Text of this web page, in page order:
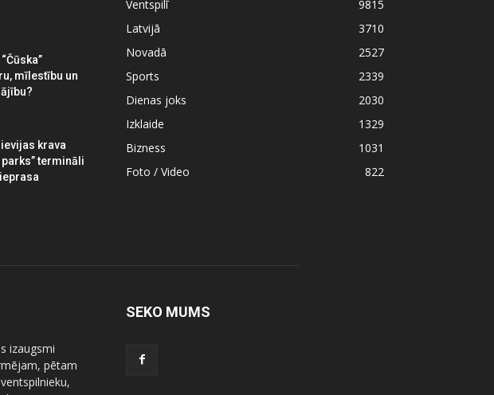
mīlestību un
krava
termināli
Ventspilī
9815
Latvijā
3710
Novadā
2527
Sports
2339
Dienas joks
2030
Izklaide
1329
Bizness
1031
Foto / Video
822
izaugsmi
pētam
SEKO MUMS